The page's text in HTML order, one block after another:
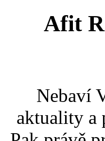
Afit
Nebaví
aktuality a